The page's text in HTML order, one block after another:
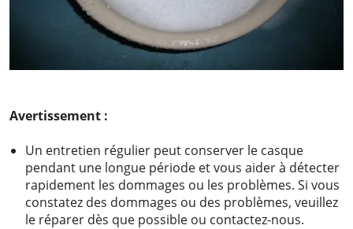
Avertissement :
Un entretien régulier peut conserver le casque
pendant une longue période et vous aider à détecter
rapidement les dommages ou les problèmes. Si vous
constatez des dommages ou des problèmes, veuillez
le réparer dès que possible ou contactez-nous.